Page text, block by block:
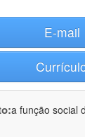
E-mail
a função social